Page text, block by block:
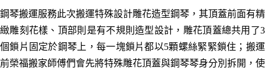
鋼琴搬運服務此次搬運特殊設計雕花造型鋼琴 ， 其頂蓋前面有精
緻雕刻花樣、頂部則是有不規則造型設計，雕花頂蓋總共用了3
個鎖片固定於鋼琴上，每一塊鎖片都以5顆螺絲緊緊鎖住； 搬運
前榮福搬家師傅們會先將特殊雕花頂蓋與鋼琴琴身分別拆開 ， 使